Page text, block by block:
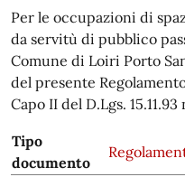
Per le occupazioni di
da servitù di pubblico
Comune di Loiri Porto
del presente
Capo II del D.Lgs. 15.11.93
Tipo
documento